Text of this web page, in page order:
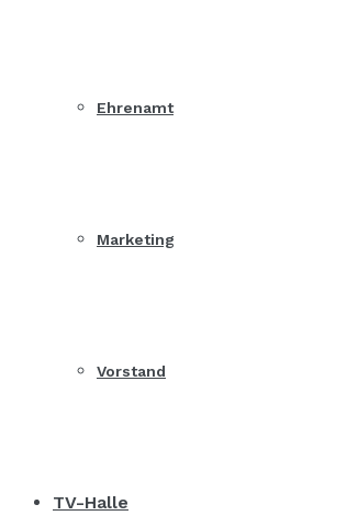
Ehrenamt
Marketing
Vorstand
TV-Halle